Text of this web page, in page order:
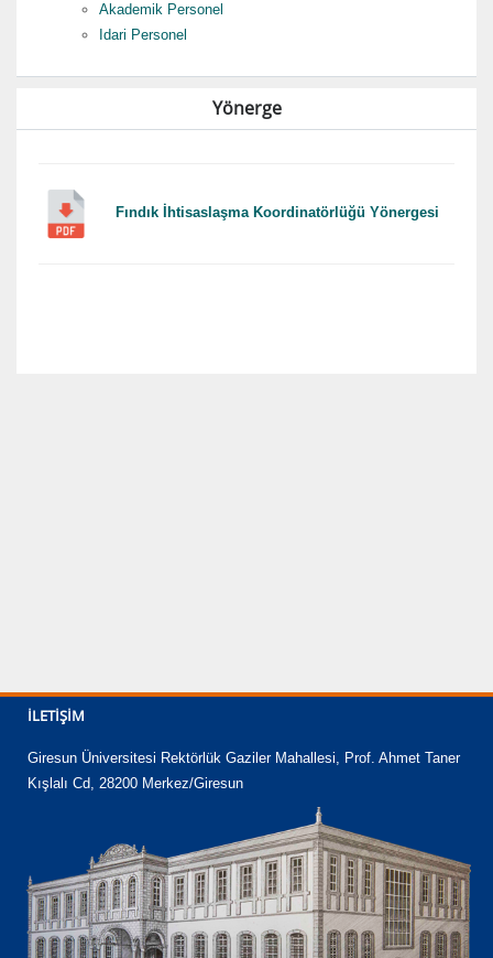
Akademik Personel
Idari Personel
Yönerge
Fındık İhtisaslaşma Koordinatörlüğü Yönergesi
İLETIŞIM
Giresun Üniversitesi Rektörlük Gaziler Mahallesi, Prof. Ahmet Taner
Kışlalı Cd, 28200 Merkez/Giresun